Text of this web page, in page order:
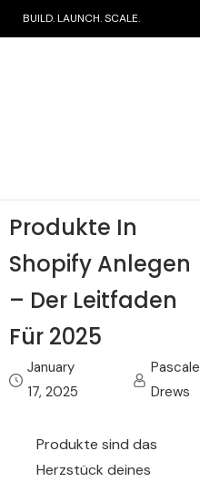
BUILD. LAUNCH. SCALE.
Produkte In
Shopify Anlegen
– Der Leitfaden
Für 2025
January
17, 2025
Pascale
Drews
Produkte sind das
Herzstück deines